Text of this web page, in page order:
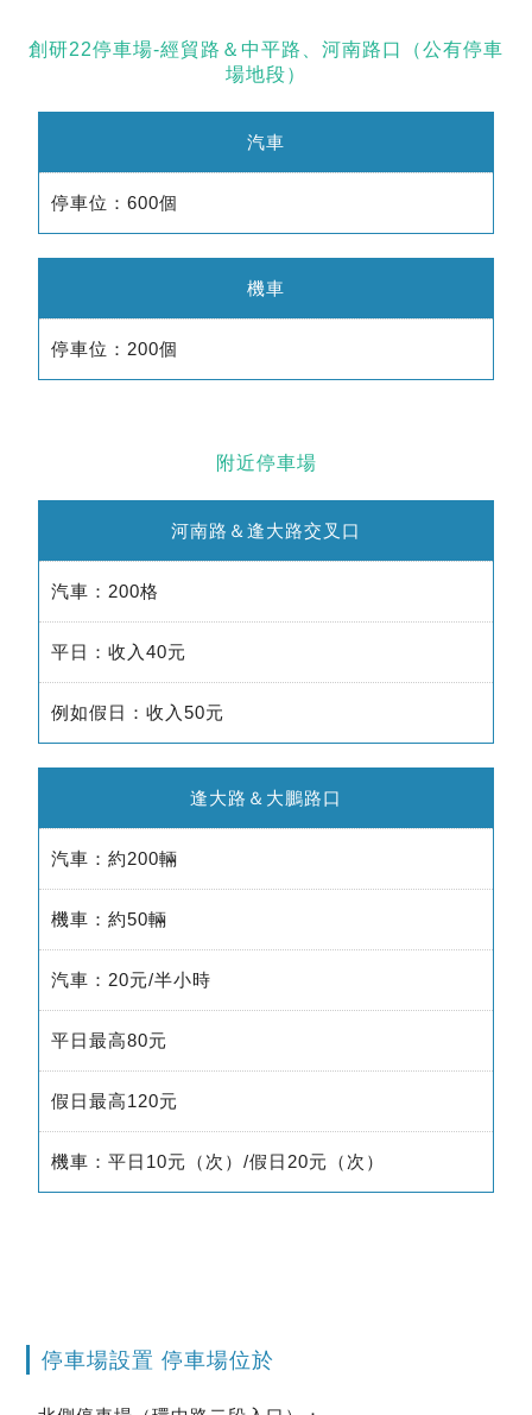
創研22停車場-經貿路＆中平路、河南路口（公有停車
場地段）
汽車
停車位：600個
機車
停車位：200個
附近停車場
河南路＆逢大路交叉口
汽車：200格
平日：收入40元
例如假日：收入50元
逢大路＆大鵬路口
汽車：約200輛
機車：約50輛
汽車：20元/半小時
平日最高80元
假日最高120元
機車：平日10元（次）/假日20元（次）
停車場設置 停車場位於